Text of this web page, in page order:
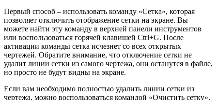
Первый способ – использовать команду «Сетка», которая
позволяет отключить отображение сетки на экране. Вы
можете найти эту команду в верхней панели инструментов
или воспользоваться горячей клавишей Ctrl+G. После
активации команды сетка исчезнет со всех открытых
чертежей. Обратите внимание, что отключение сетки не
удалит линии сетки из самого чертежа, они останутся в файле,
но просто не будут видны на экране.
Если вам необходимо полностью удалить линии сетки из
чертежа, можно воспользоваться командой «Очистить сетку».